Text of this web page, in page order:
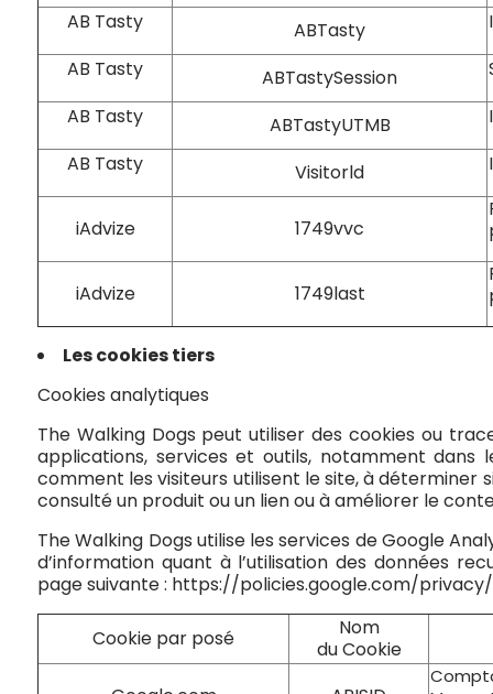
AB Tasty
ABTasty
AB Tasty
ABTastySession
AB Tasty
ABTastyUTMB
AB Tasty
Visitorld
iAdvize 1749vvc
iAdvize 1749last
Les cookies tiers
Cookies analytiques
The Walking Dogs peut utiliser des cookies ou
applications, services et outils, notamment dans
comment les visiteurs utilisent le site, à déterminer
consulté un produit ou un lien ou à améliorer le
The Walking Dogs utilise les services de Google
d’information quant à l’utilisation des données
page suivante : https://policies.google.com/
Cookie par posé
Nom
du Cookie